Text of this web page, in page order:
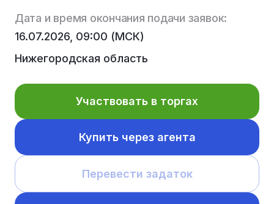
Дата и время окончания подачи заявок:
16.07.2026, 09:00 (МСК)
Нижегородская область
Участвовать в торгах
Купить через агента
Перевести задаток